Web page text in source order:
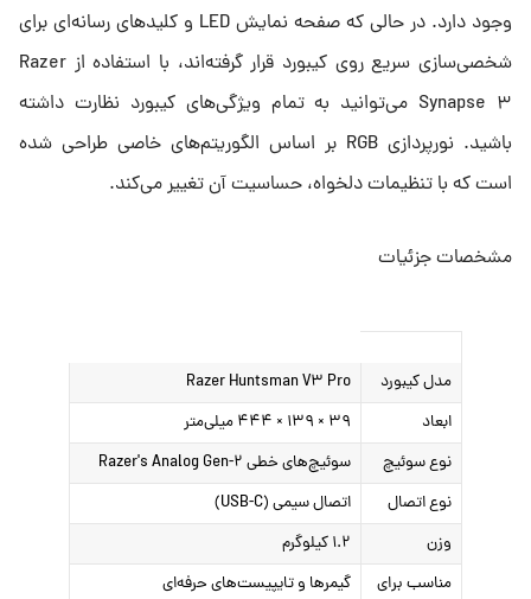
وجود دارد. در حالی که صفحه نمایش LED و کلیدهای رسانه‌ای برای
شخصی‌سازی سریع روی کیبورد قرار گرفته‌اند، با استفاده از Razer
Synapse ۳ می‌توانید به تمام ویژگی‌های کیبورد نظارت داشته
باشید. نورپردازی RGB بر اساس الگوریتم‌های خاصی طراحی شده
است که با تنظیمات دلخواه، حساسیت آن تغییر می‌کند.
مشخصات جزئیات
مدل کیبورد
Razer Huntsman V۳ Pro
ابعاد
۳۹ × ۱۳۹ × ۴۴۴ میلی‌متر
نوع سوئیچ
سوئیچ‌های خطی Razer's Analog Gen-۲
نوع اتصال
اتصال سیمی (USB-C)
وزن
۱.۲ کیلوگرم
مناسب برای
گیمرها و تایپیست‌های حرفه‌ای